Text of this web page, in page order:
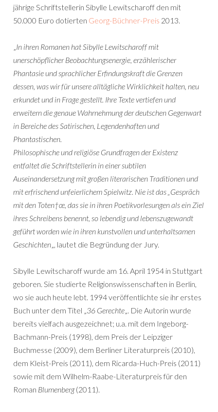
jährige Schriftstellerin Sibylle Lewitscharoff den mit
50.000 Euro dotierten Georg-Büchner-Preis 2013.
„In ihren Romanen hat Sibylle Lewitscharoff mit
unerschöpflicher Beobachtungsenergie, erzählerischer
Phantasie und sprachlicher Erfindungskraft die Grenzen
dessen, was wir für unsere alltägliche Wirklichkeit halten, neu
erkundet und in Frage gestellt. Ihre Texte vertiefen und
erweitern die genaue Wahrnehmung der deutschen Gegenwart
in Bereiche des Satirischen, Legendenhaften und
Phantastischen.
Philosophische und religiöse Grundfragen der Existenz
entfaltet die Schriftstellerin in einer subtilen
Auseinandersetzung mit großen literarischen Traditionen und
mit erfrischend unfeierlichem Spielwitz. Nie ist das „Gespräch
mit den Toten†œ, das sie in ihren Poetikvorlesungen als ein Ziel
ihres Schreibens benennt, so lebendig und lebenszugewandt
geführt worden wie in ihren kunstvollen und unterhaltsamen
Geschichten„, lautet die Begründung der Jury.
Sibylle Lewitscharoff wurde am 16. April 1954 in Stuttgart
geboren. Sie studierte Religionswissenschaften in Berlin,
wo sie auch heute lebt. 1994 veröffentlichte sie ihr erstes
Buch unter dem Titel „36 Gerechte„. Die Autorin wurde
bereits vielfach ausgezeichnet; u.a. mit dem Ingeborg-
Bachmann-Preis (1998), dem Preis der Leipziger
Buchmesse (2009), dem Berliner Literaturpreis (2010),
dem Kleist-Preis (2011), dem Ricarda-Huch-Preis (2011)
sowie mit dem Wilhelm-Raabe-Literaturpreis für den
Roman Blumenberg(2011).